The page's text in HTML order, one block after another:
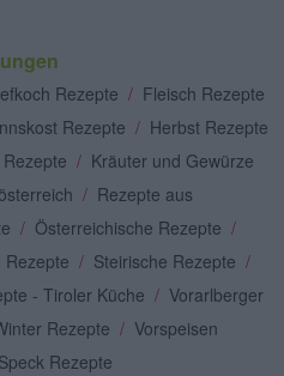
Rezepte / Fleisch Rezepte
Rezepte / Herbst Rezepte
/ Kräuter und Gewürze
/ Rezepte aus
/ Österreichische Rezepte /
Rezepte / Steirische Rezepte /
- Tiroler Küche / Vorarlberger
Rezepte / Vorspeisen
Speck Rezepte